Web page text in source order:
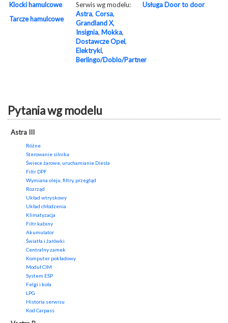
Klocki hamulcowe
Tarcze hamulcowe
Serwis wg modelu:
Astra, Corsa,
Grandland X,
Insignia, Mokka,
Dostawcze Opel,
Elektryki,
Berlingo/Doblo/Partner
Usługa Door to door
Pytania wg modelu
Astra III
Różne
Sterowanie silnika
Świece żarowe, uruchamianie Diesla
Filtr DPF
Wymiana oleju, filtry, przegląd
Rozrząd
Układ wtryskowy
Układ chłodzenia
Klimatyzacja
Filtr kabiny
Akumulator
Światła i żarówki
Centralny zamek
Komputer pokładowy
Moduł CIM
System ESP
Felgi i koła
LPG
Historia serwisu
Kod Carpass